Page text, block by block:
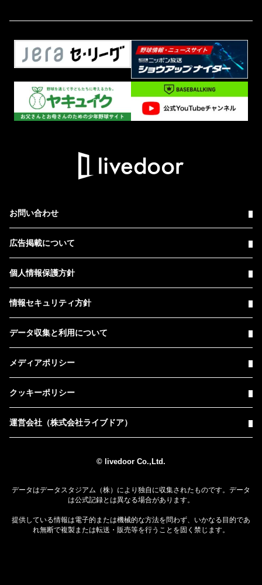
お問い合わせ
広告掲載について
個人情報保護方針
情報セキュリティ方針
データ収集と利用について
メディアポリシー
クッキーポリシー
運営会社（株式会社ライブドア）
© livedoor Co.,Ltd.
データはデータスタジアム（株）により独自に収集されたものです。データ
は公式記録とは異なる場合があります。
提供している情報は電子的または機械的な方法を問わず、いかなる目的であ
れ無断で複製または転送・販売等を行うことを固く禁じます。